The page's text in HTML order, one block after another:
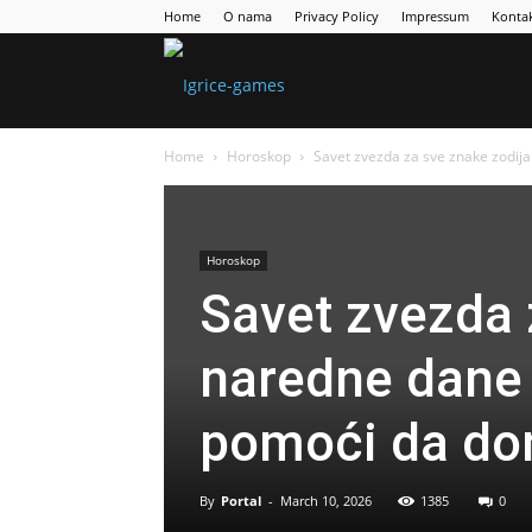
Home O nama Privacy Policy Impressum
Home Horoskop Savet zvezda za sve znake
Horoskop
Savet
naredne
pomoći da
By Portal - March 10, 2026 1385 0